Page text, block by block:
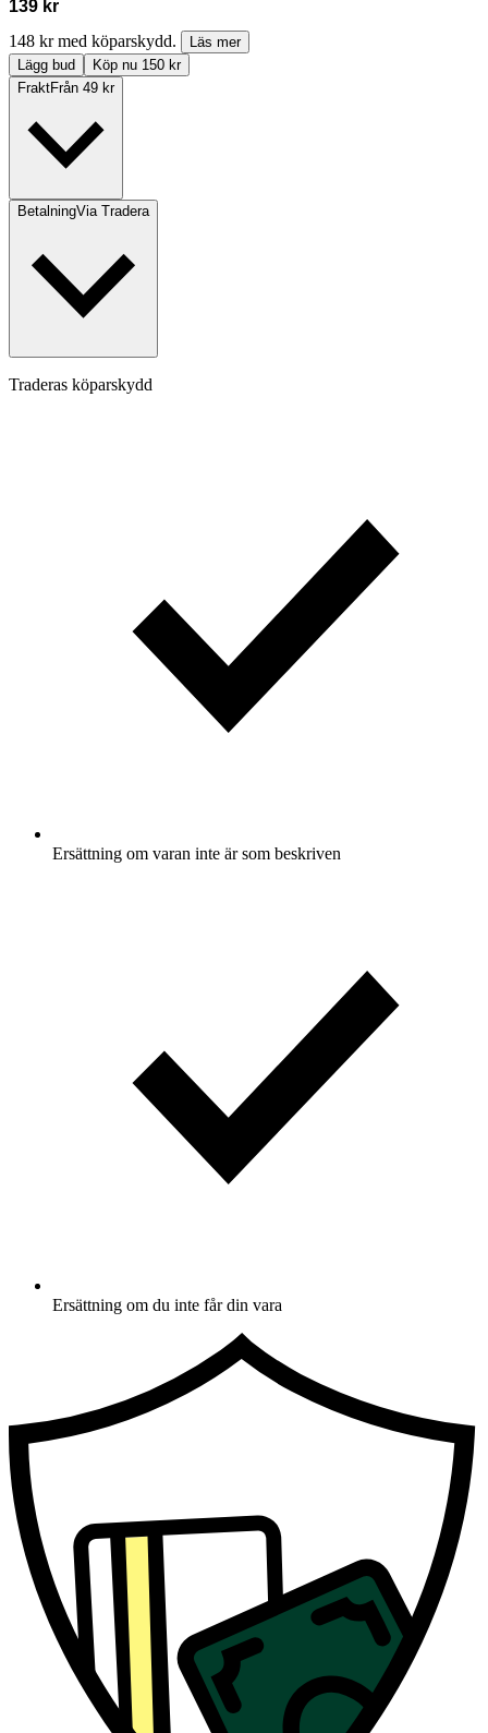
139 kr
148 kr med köparskydd.
Läs mer
Lägg bud
Köp nu 150 kr
FraktFrån 49 kr
BetalningVia Tradera
Traderas köparskydd
Ersättning om varan inte är som beskriven
Ersättning om du inte får din vara